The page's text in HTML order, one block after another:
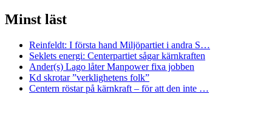
Minst läst
Reinfeldt: I första hand Miljöpartiet i andra S…
Seklets energi: Centerpartiet sågar kärnkraften
Ander(s) Lago låter Manpower fixa jobben
Kd skrotar ”verklighetens folk”
Centern röstar på kärnkraft – för att den inte …